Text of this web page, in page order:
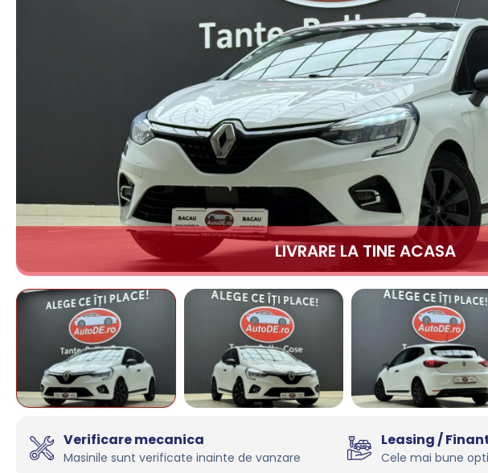
LIVRARE LA TINE ACASA
Verificare mecanica
Masinile sunt verificate inainte de vanzare
Leasing /
Cele mai bune